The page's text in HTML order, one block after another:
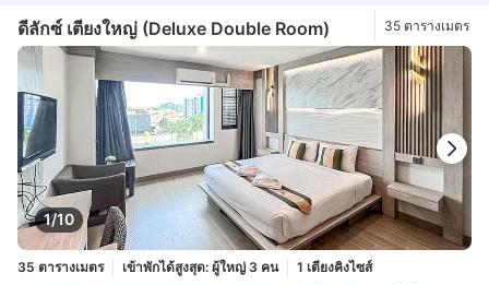
ดีลักซ์ เตียงใหญ่ (Deluxe Double Room) 35 ตารางเมตร
1/10
35 ตารางเมตร เข้าพักได้สูงสุด: ผู้ใหญ่ 3 คน
1 เตียงคิงไซส์